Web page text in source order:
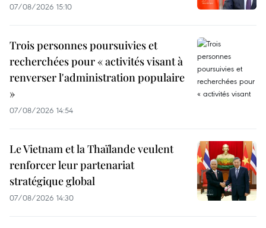
07/08/2026 15:10
Trois personnes poursuivies et
recherchées pour « activités visant à
renverser l'administration populaire
»
07/08/2026 14:54
Le Vietnam et la Thaïlande veulent
renforcer leur partenariat
stratégique global
07/08/2026 14:30